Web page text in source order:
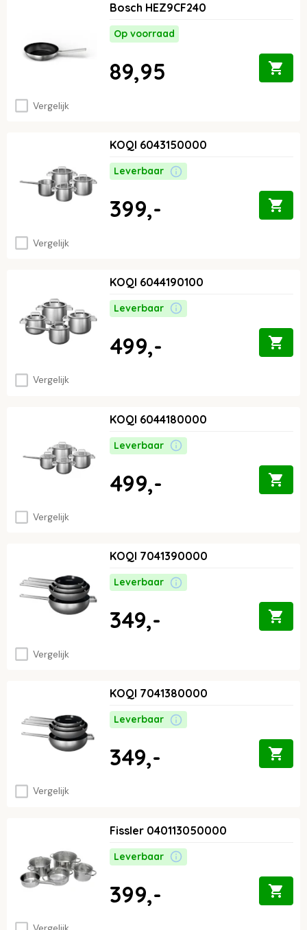
Vergelijk
Bosch HEZ9CF240
Op voorraad
89,95
Vergelijk
KOQI 6043150000
Leverbaar
399,-
Vergelijk
KOQI 6044190100
Leverbaar
499,-
Vergelijk
KOQI 6044180000
Leverbaar
499,-
Vergelijk
KOQI 7041390000
Leverbaar
349,-
Vergelijk
KOQI 7041380000
Leverbaar
349,-
Fissler 040113050000
Leverbaar
399,-